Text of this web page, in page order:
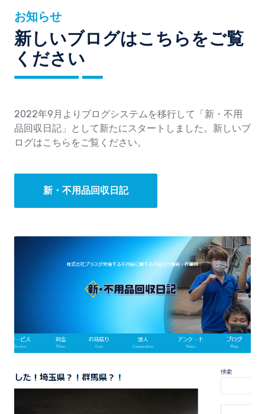
お知らせ
新しいブログはこちらをご覧
ください
2022年9月よりブログシステムを移行して「新・不用
品回収日記」として新たにスタートしました。新しいブ
ログはこちらをご覧ください。
新・不用品回収日記